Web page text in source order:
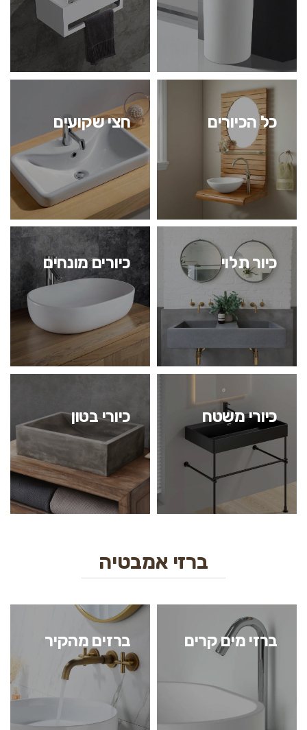
כל הכיורים חצי שקועים
כיור תלוי
כיורי משטח
כיורים מונחים
כיורי בטון
ברזי אמבטיה
ברזי מים קרים ברזים מהקיר